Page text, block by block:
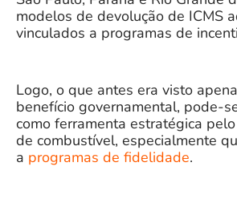
modelos de devolução de ICMS
vinculados a programas de
Logo, o que antes era visto
benefício governamental, pode-
como ferramenta estratégica
de combustível, especialmente
a programas de fidelidade.